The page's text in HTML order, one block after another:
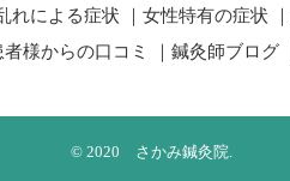
れによる症状 女性特有の症状
者様からの口コミ 鍼灸師ブログ
© 2020 さかみ鍼灸院.